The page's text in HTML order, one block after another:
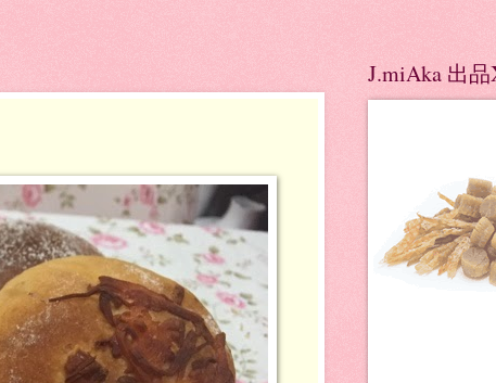
J.miAka 出